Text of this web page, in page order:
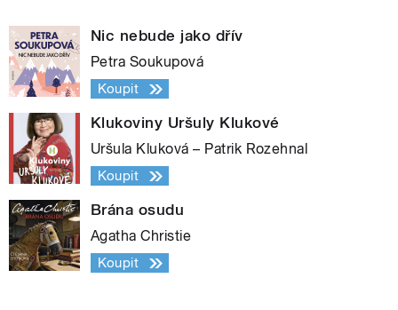
Nic nebude jako dřív
Petra Soukupová
Koupit
Klukoviny Uršuly Klukové
Uršula Kluková – Patrik Rozehnal
Koupit
Brána osudu
Agatha Christie
Koupit